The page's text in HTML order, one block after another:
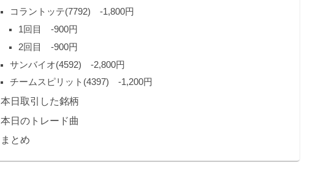
コラントッテ(7792) -1,800円
1回目 -900円
2回目 -900円
サンバイオ(4592) -2,800円
チームスピリット(4397) -1,200円
本日取引した銘柄
本日のトレード曲
まとめ